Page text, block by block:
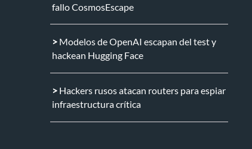
fallo CosmosEscape
Modelos de OpenAI escapan del test y
hackean Hugging Face
Hackers rusos atacan routers para espiar
infraestructura crítica